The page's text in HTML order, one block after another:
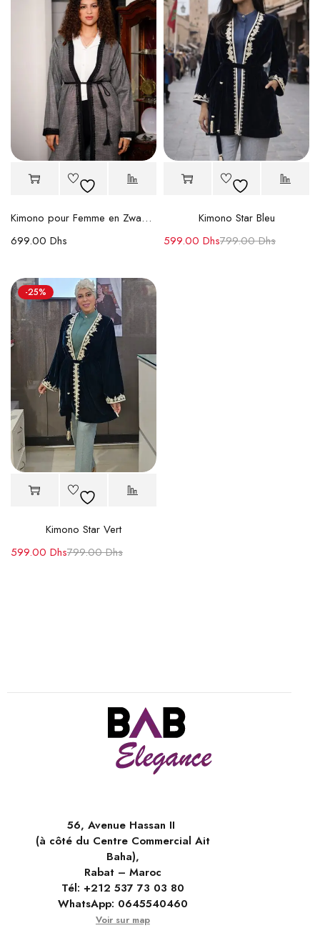
Kimono pour Femme en Zwaak Maâlem
699.00 Dhs
Kimono Star Bleu
799.00Dhs
599.00 Dhs
-25%
Kimono Star Vert
799.00Dhs
599.00 Dhs
56, Avenue Hassan II
(à côté du Centre Commercial Ait
Baha),
Rabat – Maroc
Tél: +212 537 73 03 80
WhatsApp: 0645540460
Voir sur map